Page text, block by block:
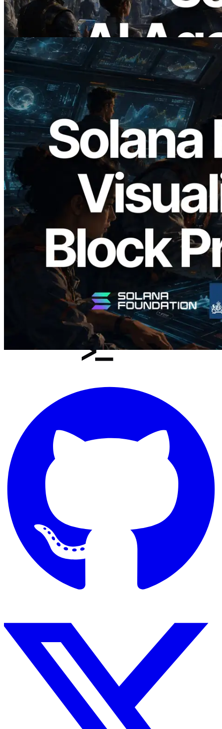
precisam
Ler este artigo
2026.05.24
Validators Solutions lança Solana Block
Analyzer — Visualizando o tempo de
produção de bloco por slot e o validador
responsável